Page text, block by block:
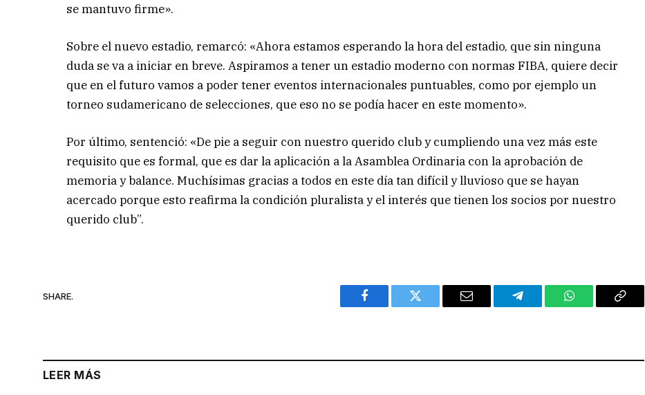
se mantuvo firme».
Sobre el nuevo estadio, remarcó: «Ahora estamos esperando la hora del estadio, que sin ninguna
duda se va a iniciar en breve. Aspiramos a tener un estadio moderno con normas FIBA, quiere decir
que en el futuro vamos a poder tener eventos internacionales puntuables, como por ejemplo un
torneo sudamericano de selecciones, que eso no se podía hacer en este momento».
Por último, sentenció: «De pie a seguir con nuestro querido club y cumpliendo una vez más este
requisito que es formal, que es dar la aplicación a la Asamblea Ordinaria con la aprobación de
memoria y balance. Muchísimas gracias a todos en este día tan difícil y lluvioso que se hayan
acercado porque esto reafirma la condición pluralista y el interés que tienen los socios por nuestro
querido club”.
SHARE.
Facebook Twitter Email Telegram WhatsAppCopy
LEER MÁS